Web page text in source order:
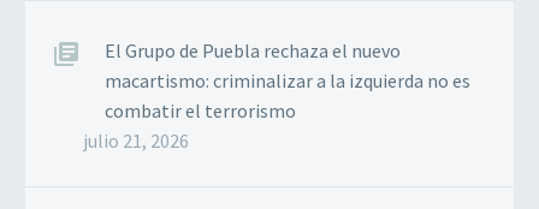
El Grupo de Puebla rechaza el nuevo
macartismo: criminalizar a la izquierda no es
combatir el terrorismo
julio 21, 2026